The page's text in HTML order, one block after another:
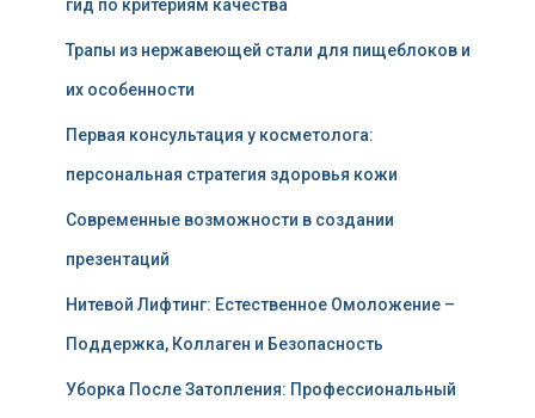
гид по критериям качества
Трапы из нержавеющей стали для пищеблоков и
их особенности
Первая консультация у косметолога:
персональная стратегия здоровья кожи
Современные возможности в создании
презентаций
Нитевой Лифтинг: Естественное Омоложение –
Поддержка, Коллаген и Безопасность
Уборка После Затопления: Профессиональный